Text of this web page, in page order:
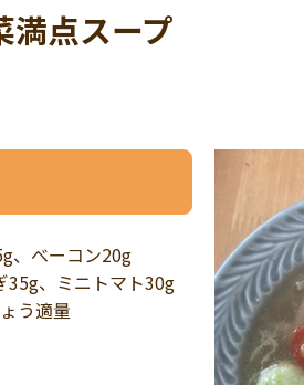
満点スープ
、べーコン20g
35g、ミニトマト30g
う適量